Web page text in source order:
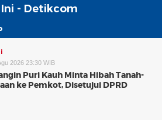
- Detikcom
2026 23:30 WIB
Puri Kauh Minta Hibah Tanah-
ke Pemkot, Disetujui DPRD